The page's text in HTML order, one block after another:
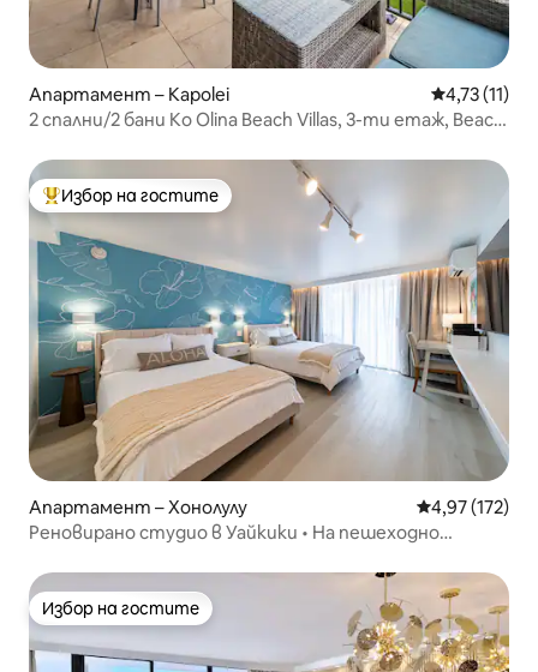
Апартамент – Kapolei Средна
4,73 (11)
2 спални/2 бани Ko Olina Beach Villas, 3-ти етаж, Beach
Най-популярен избор на гостите
Избор на гостите
Апартамент – Хонолулу Средна
4,97 (172)
Реновирано студио в Уайкики • На пешеходно
Избор на гостите
Избор на гостите